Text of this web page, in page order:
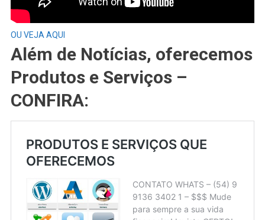
OU VEJA AQUI
Além de Notícias, oferecemos
Produtos e Serviços –
CONFIRA: